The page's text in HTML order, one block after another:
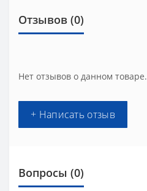
Отзывов (0)
Нет отзывов о данном товаре.
+ Написать отзыв
Вопросы (0)